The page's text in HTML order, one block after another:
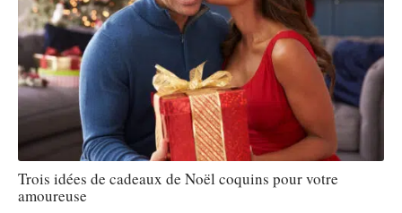
Trois idées de cadeaux de Noël coquins pour votre
amoureuse